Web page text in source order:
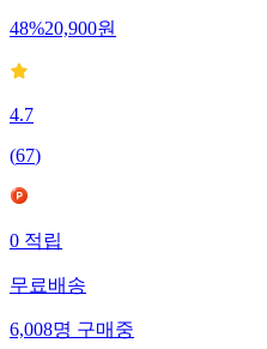
48%20,900원
4.7
(67)
0적립
무료배송
6,008명구매중